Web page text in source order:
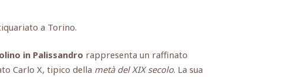
a Torino.
in Palissandro rappresenta un raffinato
Carlo X, tipico della metà del XIX secolo. La sua